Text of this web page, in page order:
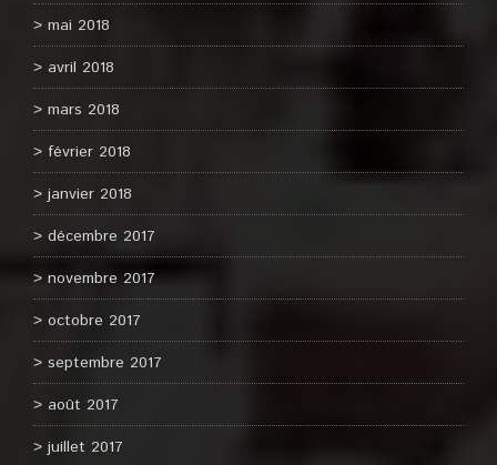
mai 2018
avril 2018
mars 2018
février 2018
janvier 2018
décembre 2017
novembre 2017
octobre 2017
septembre 2017
août 2017
juillet 2017